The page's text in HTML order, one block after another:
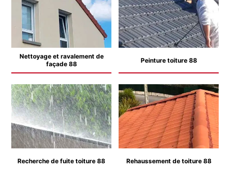
Nettoyage et ravalement de
façade 88
Peinture toiture 88
Recherche de fuite toiture 88 Rehaussement de toiture 88